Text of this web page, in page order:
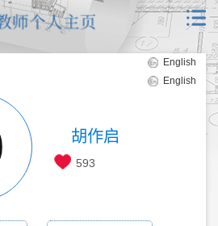
English
English
胡作启
593